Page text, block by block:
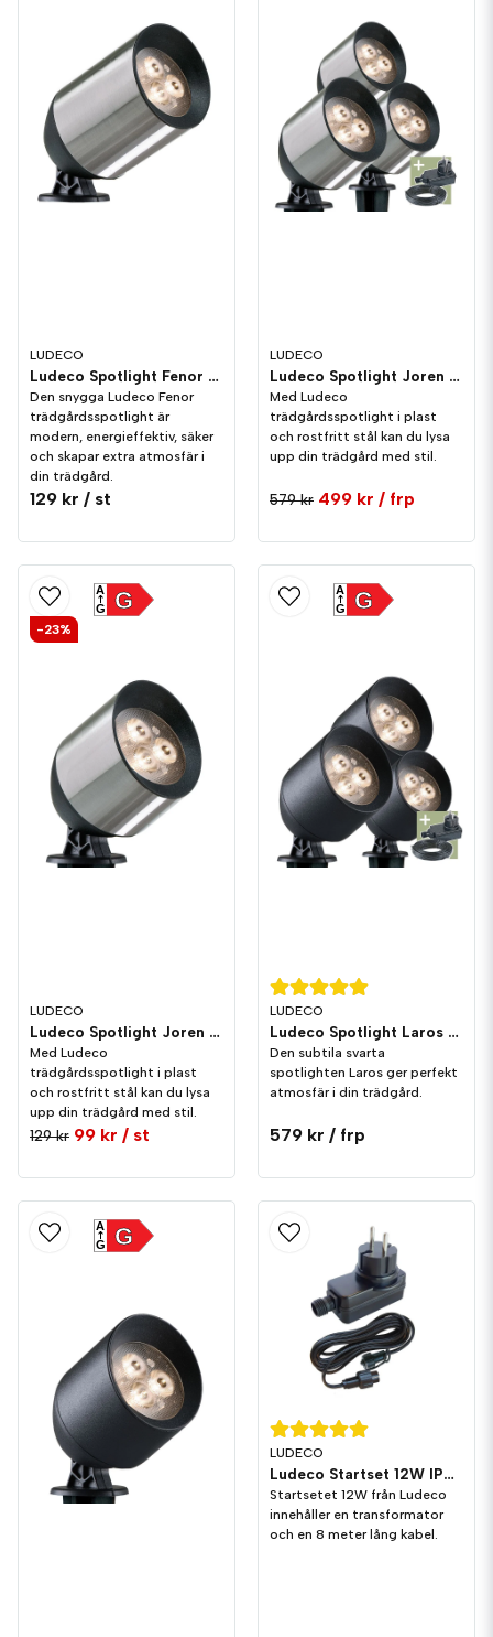
LUDECO
Ludeco Spotlight Fenor 1,5W 150lm IP44
Den snygga Ludeco Fenor
trädgårdsspotlight är
modern, energieffektiv, säker
och skapar extra atmosfär i
din trädgård.
129 kr / st
LUDECO
Ludeco Spotlight Joren 1W 90lm IP44 3-pack
Med Ludeco
trädgårdsspotlight i plast
och rostfritt stål kan du lysa
upp din trädgård med stil.
579 kr 499 kr / frp
LUDECO
Ludeco Spotlight Joren 1,0W 90lm IP44
Med Ludeco
trädgårdsspotlight i plast
och rostfritt stål kan du lysa
upp din trädgård med stil.
129 kr 99 kr / st
G
A
G
-23%
LUDECO
Ludeco Spotlight Laros 1W 90lm IP44 3-pack
Den subtila svarta
spotlighten Laros ger perfekt
atmosfär i din trädgård.
579 kr / frp
G
A
G
G
A
G
LUDECO
Ludeco Startset 12W IP44
Startsetet 12W från Ludeco
innehåller en transformator
och en 8 meter lång kabel.